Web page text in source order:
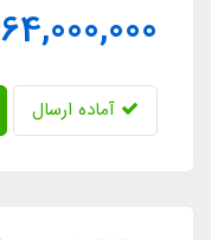
64,000,000
آماده ارسال